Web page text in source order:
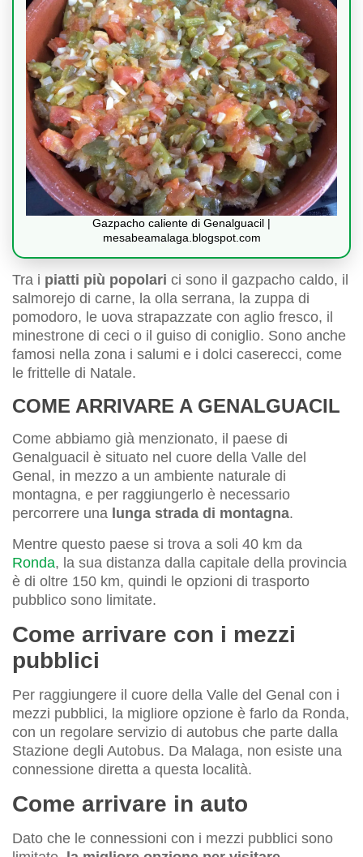
Gazpacho caliente di Genalguacil |
mesabeamalaga.blogspot.com
Tra i piatti più popolari ci sono il gazpacho caldo, il
salmorejo di carne, la olla serrana, la zuppa di
pomodoro, le uova strapazzate con aglio fresco, il
minestrone di ceci o il guiso di coniglio. Sono anche
famosi nella zona i salumi e i dolci caserecci, come
le frittelle di Natale.
COME ARRIVARE A GENALGUACIL
Come abbiamo già menzionato, il paese di
Genalguacil è situato nel cuore della Valle del
Genal, in mezzo a un ambiente naturale di
montagna, e per raggiungerlo è necessario
percorrere una lunga strada di montagna.
Mentre questo paese si trova a soli 40 km da
Ronda, la sua distanza dalla capitale della provincia
è di oltre 150 km, quindi le opzioni di trasporto
pubblico sono limitate.
Come arrivare con i mezzi
pubblici
Per raggiungere il cuore della Valle del Genal con i
mezzi pubblici, la migliore opzione è farlo da Ronda,
con un regolare servizio di autobus che parte dalla
Stazione degli Autobus. Da Malaga, non esiste una
connessione diretta a questa località.
Come arrivare in auto
Dato che le connessioni con i mezzi pubblici sono